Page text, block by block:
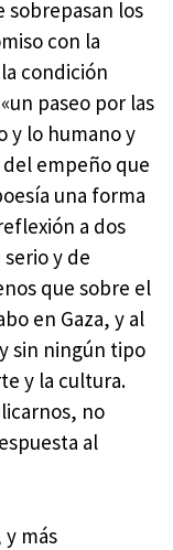
sobrepasan los
con la
condición
paseo por las
y lo humano y
empeño que
una forma
a dos
y de
que sobre el
en Gaza, y al
sin ningún tipo
y la cultura.
no
al
más